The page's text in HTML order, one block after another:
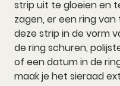
strip uit te gloeien en
zagen, er een ring
deze strip in de vorm
de ring schuren,
of een datum in de
maak je het sieraad